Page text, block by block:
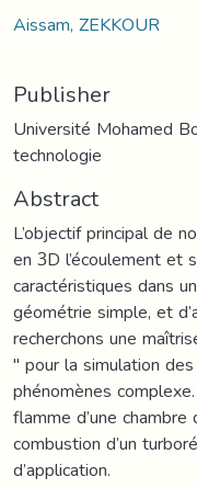
Aissam, ZEKKOUR
Publisher
Université Mohamed
technologie
Abstract
L’objectif principal de
en 3D l’écoulement et
caractéristiques dans
géométrie simple, et
recherchons une
" pour la simulation des
phénomènes
flamme d’une chambre
combustion d’un
d’application.